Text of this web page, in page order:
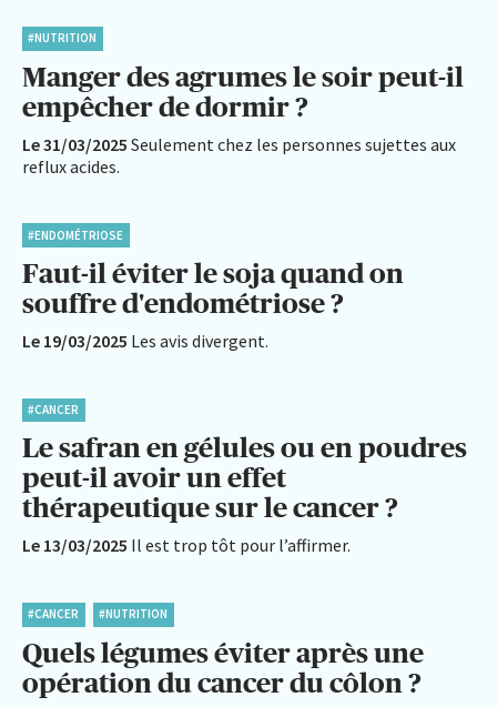
#NUTRITION
Manger des agrumes le soir peut-il
empêcher de dormir ?
Le 31/03/2025 Seulement chez les personnes sujettes aux
reflux acides.
#ENDOMÉTRIOSE
Faut-il éviter le soja quand on
souffre d'endométriose ?
Le 19/03/2025 Les avis divergent.
#CANCER
Le safran en gélules ou en poudres
peut-il avoir un effet
thérapeutique sur le cancer ?
Le 13/03/2025 Il est trop tôt pour l’affirmer.
#CANCER #NUTRITION
Quels légumes éviter après une
opération du cancer du côlon ?